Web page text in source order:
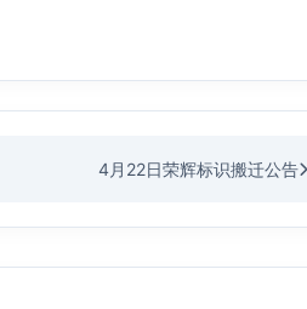
4月22日荣辉标识搬迁公告